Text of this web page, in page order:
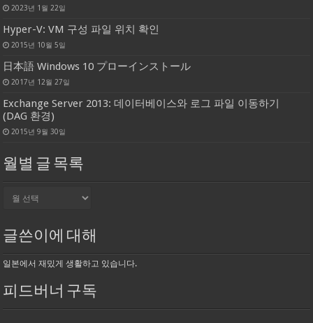
2023년 1월 22일
Hyper-V: VM 구성 파일 위치 확인
2015년 10월 5일
日本語 Windows 10 プローインストール
2017년 12월 27일
Exchange Server 2013: 데이터베이스와 로그 파일 이동하기
(DAG 환경)
2015년 9월 30일
월별 글 목록
목
록
글쓴이에 대해
일본에서 재밌게 생활하고 있습니다.
피드버너 구독